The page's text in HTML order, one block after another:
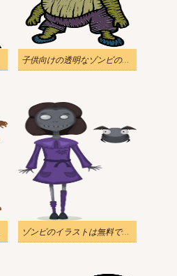
子供向けの透明なゾンビのイラスト
ゾンビのイラストは無料で透明になります